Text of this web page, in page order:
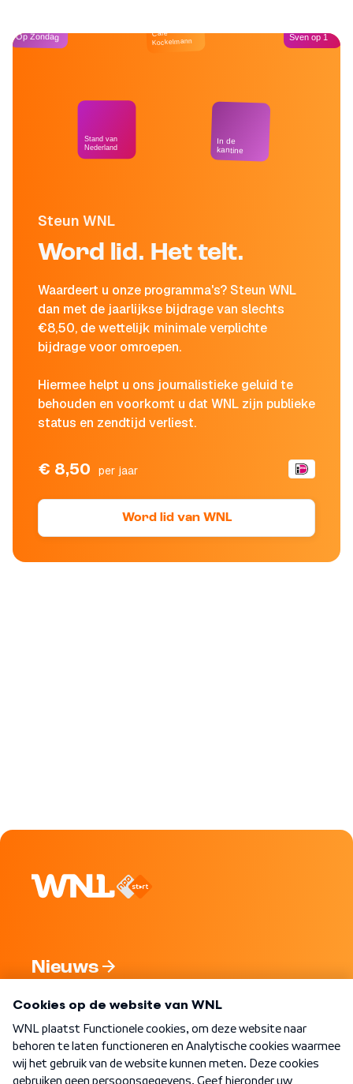
Steun WNL
Word lid. Het telt.
Waardeert u onze programma's? Steun WNL
dan met de jaarlijkse bijdrage van slechts
€8,50, de wettelijk minimale verplichte
bijdrage voor omroepen.
Hiermee helpt u ons journalistieke geluid te
behouden en voorkomt u dat WNL zijn publieke
status en zendtijd verliest.
€ 8,50 per jaar
Word lid van WNL
Op Zondag
Stand van
Nederland
Café
Kockelmann
In de
kantine
Sven op 1
Nieuws
Nieuwsbrief
Word Lid